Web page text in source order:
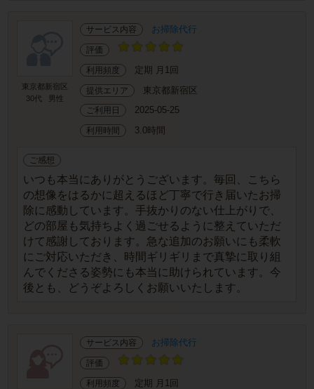
東京都新宿区
30代
男性
サービス内容 お掃除代行
評価
利用頻度 定期 月1回
提供エリア 東京都新宿区
ご利用日 2025-05-25
利用時間 3.0時間
ご感想
いつも本当にありがとうございます。毎回、こちら
の想像をはるかに超えるほど丁寧で行き届いたお掃
除に感動しています。手抜かりのない仕上がりで、
どの部屋も気持ちよく過ごせるように整えていただ
けて感謝しております。急な追加のお願いにも柔軟
にご対応いただき、時間ギリギリまで真摯に取り組
んでくださる姿勢にも本当に助けられています。今
後とも、どうぞよろしくお願いいたします。
サービス内容 お掃除代行
評価
利用頻度 定期 月1回